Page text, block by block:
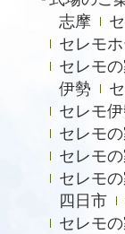
2023年8月
2023年6月
2023年5月
2023年4月
2023年3月
2023年2月
2022年12月
志摩
セレモ
セレモ
伊勢
セレモ
セレモ
セレモ
セレモ
四日市
セレモ